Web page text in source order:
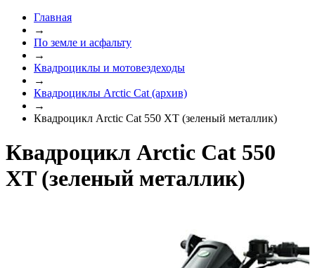
Главная
→
По земле и асфальту
→
Квадроциклы и мотовездеходы
→
Квадроциклы Arctic Cat (архив)
→
Квадроцикл Arctic Cat 550 XT (зеленый металлик)
Квадроцикл Arctic Cat 550
XT (зеленый металлик)